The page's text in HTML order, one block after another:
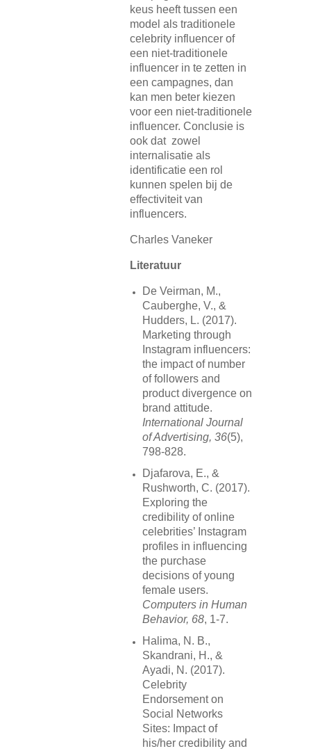
keus heeft tussen een
model als traditionele
celebrity influencer of
een niet-traditionele
influencer in te zetten in
een campagnes, dan
kan men beter kiezen
voor een niet-traditionele
influencer. Conclusie is
ook dat zowel
internalisatie als
identificatie een rol
kunnen spelen bij de
effectiviteit van
influencers.
Charles Vaneker
Literatuur
De Veirman, M.,
Cauberghe, V., &
Hudders, L. (2017).
Marketing through
Instagram influencers:
the impact of number
of followers and
product divergence on
brand attitude.
International Journal
of Advertising, 36(5),
798-828.
Djafarova, E., &
Rushworth, C. (2017).
Exploring the
credibility of online
celebrities’ Instagram
profiles in influencing
the purchase
decisions of young
female users.
Computers in Human
Behavior, 68, 1-7.
Halima, N. B.,
Skandrani, H., &
Ayadi, N. (2017).
Celebrity
Endorsement on
Social Networks
Sites: Impact of
his/her credibility and